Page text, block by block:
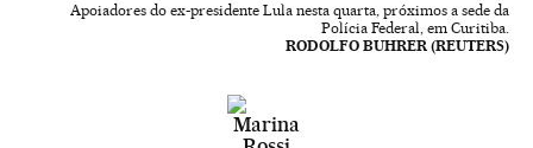
Apoiadores do ex-presidente Lula nesta quarta, próximos a sede da
Polícia Federal, em Curitiba.
RODOLFO BUHRER (REUTERS)